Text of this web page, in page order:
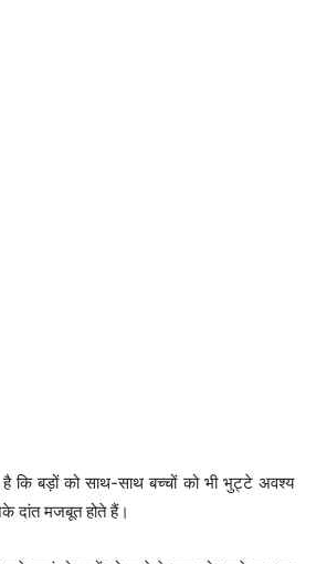
कि बड़ों को साथ-साथ बच्चों को भी भुट्टे अवश्य
दांत मजबूत होते हैं।